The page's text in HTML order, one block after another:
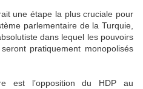
une étape la plus cruciale pour
parlementaire de la Turquie,
dans lequel les pouvoirs
pratiquement monopolisés
est l’opposition du HDP au